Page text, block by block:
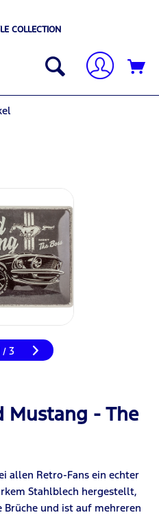
COLLECTION
/ 3
Mustang - The
allen Retro-Fans ein echter
Stahlblech hergestellt,
und ist auf mehreren